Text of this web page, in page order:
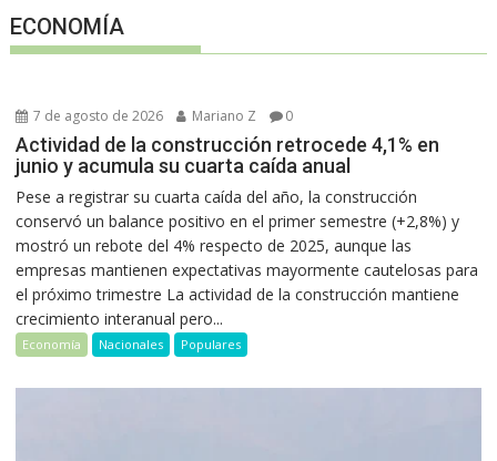
ECONOMÍA
7 de agosto de 2026 Mariano Z 0
Actividad de la construcción retrocede 4,1% en
junio y acumula su cuarta caída anual
Pese a registrar su cuarta caída del año, la construcción
conservó un balance positivo en el primer semestre (+2,8%) y
mostró un rebote del 4% respecto de 2025, aunque las
empresas mantienen expectativas mayormente cautelosas para
el próximo trimestre La actividad de la construcción mantiene
crecimiento interanual pero...
Economía Nacionales Populares